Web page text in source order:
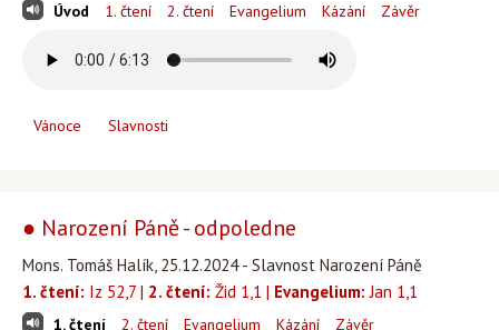
Úvod 1. čtení 2. čtení Evangelium Kázání Závěr
Vánoce Slavnosti
● Narození Páně - odpoledne
Mons. Tomáš Halík, 25.12.2024 - Slavnost Narození Páně
1. čtení: Iz 52,7 | 2. čtení: Žid 1,1 | Evangelium: Jan 1,1
1. čtení 2. čtení Evangelium Kázání Závěr